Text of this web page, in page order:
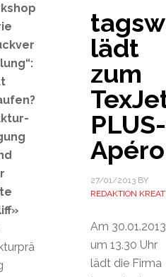
lädt
zum
PLUS-
Apéro
27/01/2013BY
REDAKTION
Am 30.01.2013
um 13.30 Uhr
lädt die Firma